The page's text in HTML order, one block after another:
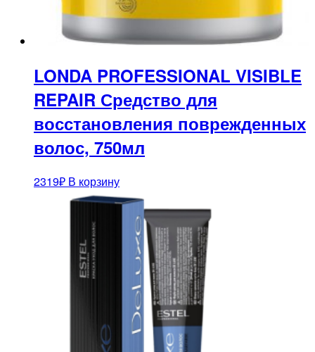
LONDA PROFESSIONAL VISIBLE
REPAIR Средство для
восстановления поврежденных
волос, 750мл
2319₽ В корзину